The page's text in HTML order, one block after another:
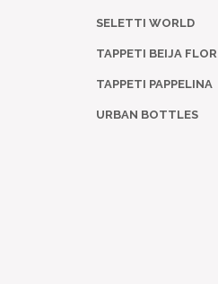
SELETTI WORLD
TAPPETI BEIJA FLOR
TAPPETI PAPPELINA
URBAN BOTTLES